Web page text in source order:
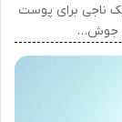
ناجی برای پوست
جوش…